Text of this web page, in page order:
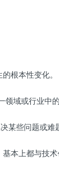
根本性变化。
领域或行业中的
某些问题或难
基本上都与技